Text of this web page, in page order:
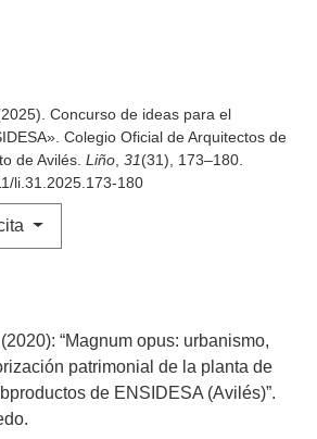
Concurso de ideas para el
Colegio Oficial de Arquitectos de
de Avilés. Liño, 31(31), 173–180.
li.31.2025.173-180
“Magnum opus: urbanismo,
patrimonial de la planta de
de ENSIDESA (Avilés)”.